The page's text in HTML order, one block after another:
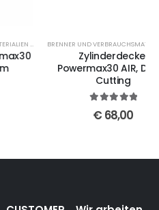
BRENNER UND VERBRAUCHSMATERIALIEN FUER POWERMAX30 AIR
Zylinderdeckel
Powermax30 AIR, Drag-
Cutting
out of 5
68,00